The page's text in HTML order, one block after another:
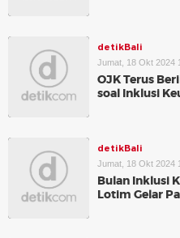
detikBali
Jumat, 18 Okt 2024
OJK Terus
soal Inklusi
detikBali
Jumat, 18 Okt 2024
Bulan Inklusi
Lotim Gelar